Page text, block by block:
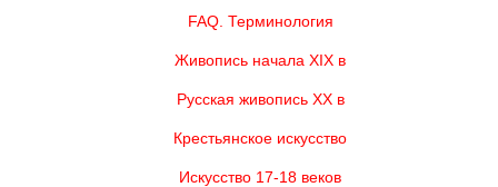
FAQ. Терминология
Живопись начала XIX в
Русская живопись XX в
Крестьянское искусство
Искусство 17-18 веков